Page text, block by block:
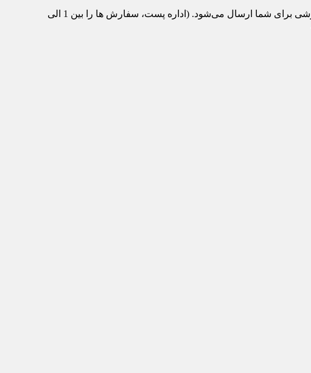
پس از تکمیل سفارش و پرداخت، محصول مورد نظر از انبار ماشین‌تیک به اداره پست منتقل می‌شود و با پست سفارشی برای شما ارسال می‌شود. (اداره پست، سفارش ها را بین 1 الی